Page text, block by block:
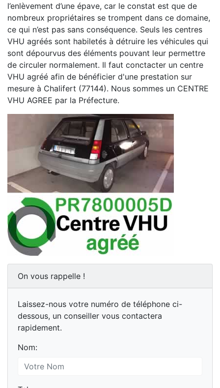
l’enlèvement d’une épave, car le constat est que de
nombreux propriétaires se trompent dans ce domaine,
ce qui n’est pas sans conséquence. Seuls les centres
VHU agréés sont habiletés à détruire les véhicules qui
sont dépourvus des éléments pouvant leur permettre
de circuler normalement. Il faut conctacter un centre
VHU agréé afin de bénéficier d'une prestation sur
mesure à Chalifert (77144). Nous sommes un CENTRE
VHU AGREE par la Préfecture.
On vous rappelle !
Laissez-nous votre numéro de téléphone ci-
dessous, un conseiller vous contactera
rapidement.
Nom: